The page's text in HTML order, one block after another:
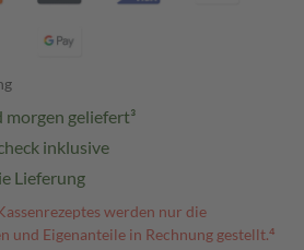
geliefert³
inklusive
Lieferung
werden nur die
und Eigenanteile in Rechnung gestellt.⁴